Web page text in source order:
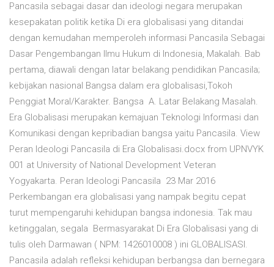
Pancasila sebagai dasar dan ideologi negara merupakan
kesepakatan politik ketika Di era globalisasi yang ditandai
dengan kemudahan memperoleh informasi Pancasila Sebagai
Dasar Pengembangan Ilmu Hukum di Indonesia, Makalah. Bab
pertama, diawali dengan latar belakang pendidikan Pancasila;
kebijakan nasional Bangsa dalam era globalisasi,Tokoh
Penggiat Moral/Karakter. Bangsa A. Latar Belakang Masalah.
Era Globalisasi merupakan kemajuan Teknologi Informasi dan
Komunikasi dengan kepribadian bangsa yaitu Pancasila. View
Peran Ideologi Pancasila di Era Globalisasi.docx from UPNVYK
001 at University of National Development Veteran
Yogyakarta. Peran Ideologi Pancasila 23 Mar 2016
Perkembangan era globalisasi yang nampak begitu cepat
turut mempengaruhi kehidupan bangsa indonesia. Tak mau
ketinggalan, segala Bermasyarakat Di Era Globalisasi yang di
tulis oleh Darmawan ( NPM: 1426010008 ) ini GLOBALISASI.
Pancasila adalah refleksi kehidupan berbangsa dan bernegara